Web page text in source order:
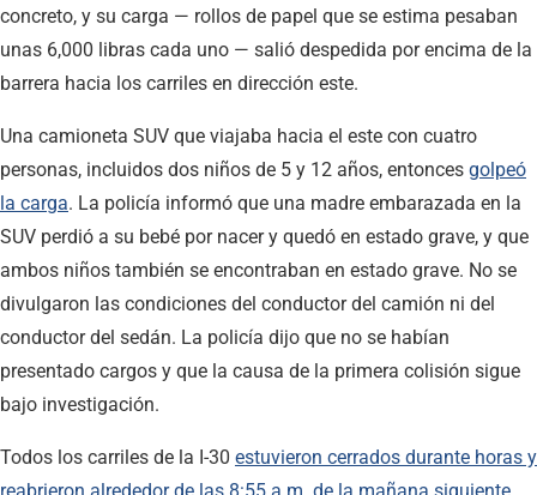
concreto, y su carga — rollos de papel que se estima pesaban
unas 6,000 libras cada uno — salió despedida por encima de la
barrera hacia los carriles en dirección este.
Una camioneta SUV que viajaba hacia el este con cuatro
personas, incluidos dos niños de 5 y 12 años, entonces golpeó
la carga. La policía informó que una madre embarazada en la
SUV perdió a su bebé por nacer y quedó en estado grave, y que
ambos niños también se encontraban en estado grave. No se
divulgaron las condiciones del conductor del camión ni del
conductor del sedán. La policía dijo que no se habían
presentado cargos y que la causa de la primera colisión sigue
bajo investigación.
Todos los carriles de la I-30 estuvieron cerrados durante horas y
reabrieron alrededor de las 8:55 a.m. de la mañana siguiente